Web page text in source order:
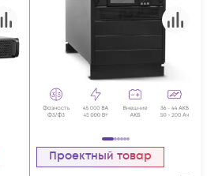
Проектный товар